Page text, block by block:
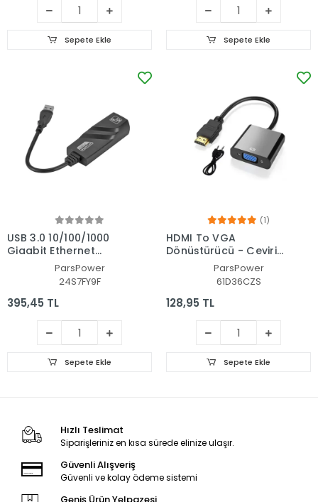
Sepete Ekle Sepete Ekle
USB 3.0 10/100/1000
Gigabit Ethernet
Dönüştürücü - Çevirici
ParsPower
24S7FY9F
395,45 TL
Sepete Ekle
(1)
HDMI To VGA
Dönüştürücü - Çevirici
+ Ses Kablosu
ParsPower
61D36CZS
128,95 TL
Sepete Ekle
Hızlı Teslimat
Siparişleriniz en kısa sürede elinize ulaşır.
Güvenli Alışveriş
Güvenli ve kolay ödeme sistemi